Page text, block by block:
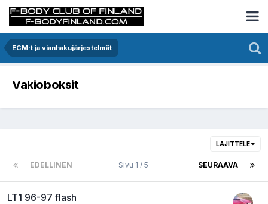
ECM:t ja vianhakujärjestelmät
Vakioboksit
LAJITTELE
EDELLINEN SEURAAVA
Sivu 1 / 5
LT1 96-97 flash